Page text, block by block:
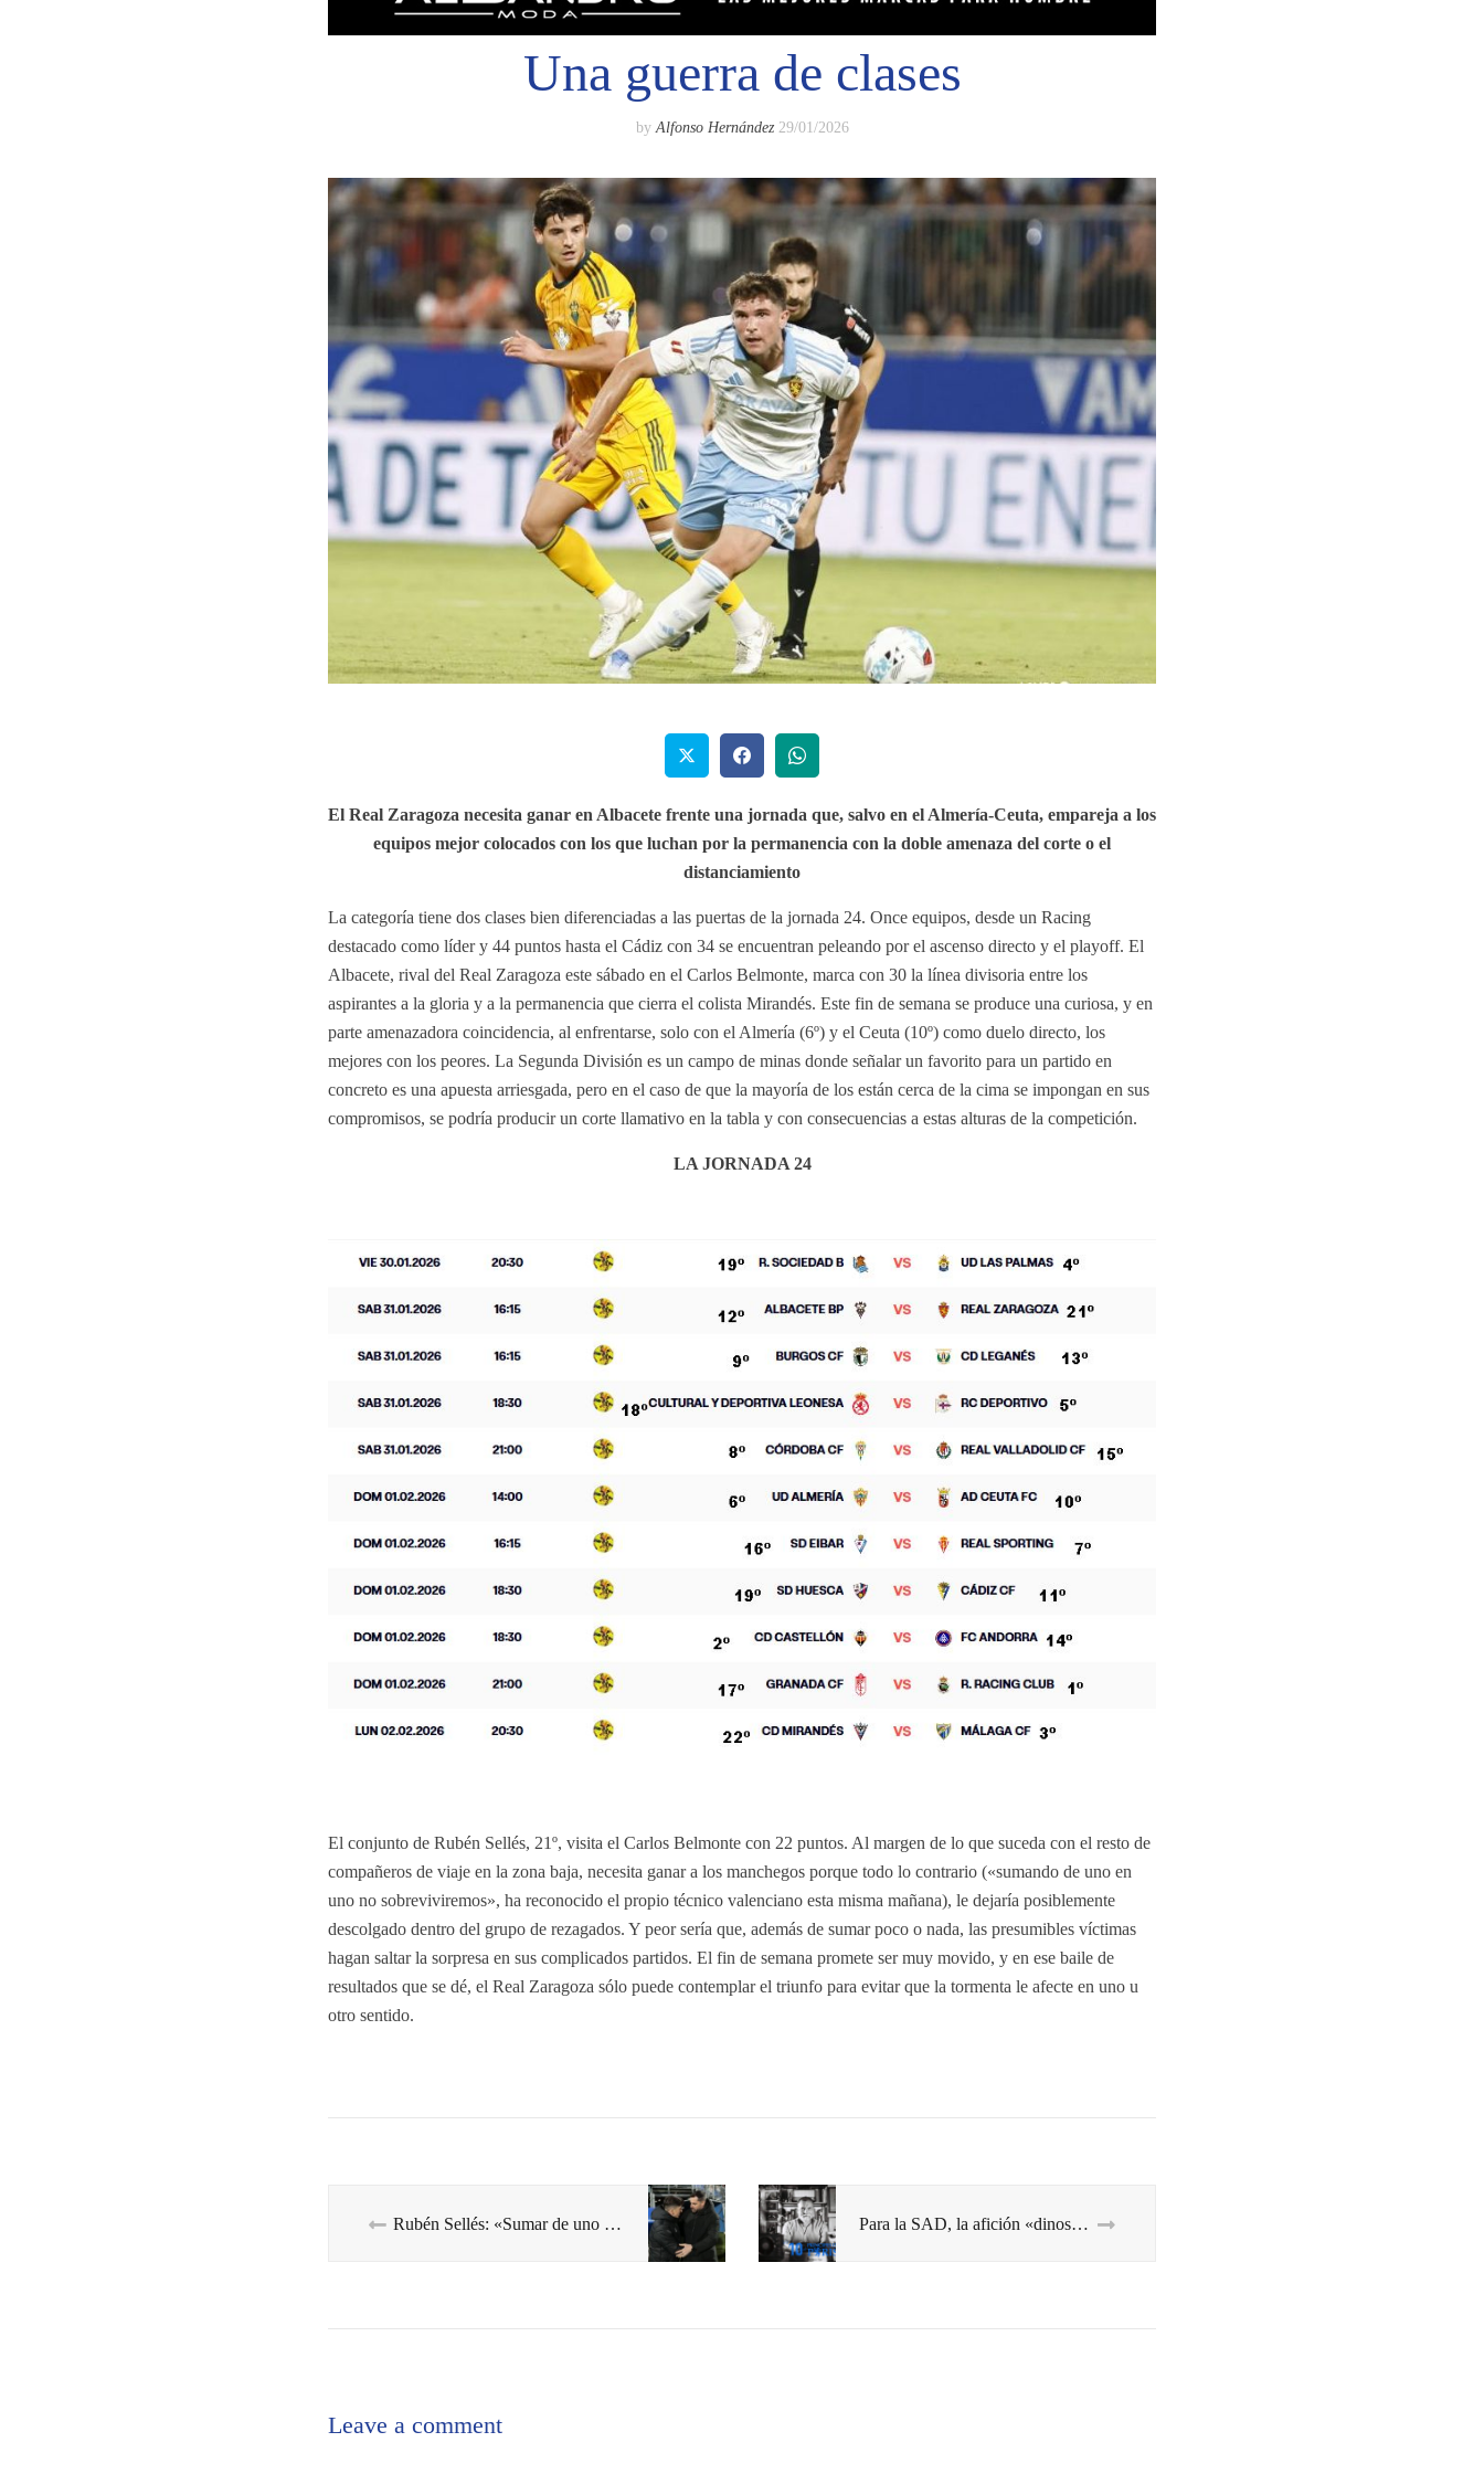
Una guerra de clases
by Alfonso Hernández 29/01/2026
El Real Zaragoza necesita ganar en Albacete frente una jornada que, salvo en el Almería-Ceuta, empareja a los
equipos mejor colocados con los que luchan por la permanencia con la doble amenaza del corte o el
distanciamiento
La categoría tiene dos clases bien diferenciadas a las puertas de la jornada 24. Once equipos, desde un Racing
destacado como líder y 44 puntos hasta el Cádiz con 34 se encuentran peleando por el ascenso directo y el playoff. El
Albacete, rival del Real Zaragoza este sábado en el Carlos Belmonte, marca con 30 la línea divisoria entre los
aspirantes a la gloria y a la permanencia que cierra el colista Mirandés. Este fin de semana se produce una curiosa, y en
parte amenazadora coincidencia, al enfrentarse, solo con el Almería (6º) y el Ceuta (10º) como duelo directo, los
mejores con los peores. La Segunda División es un campo de minas donde señalar un favorito para un partido en
concreto es una apuesta arriesgada, pero en el caso de que la mayoría de los están cerca de la cima se impongan en sus
compromisos, se podría producir un corte llamativo en la tabla y con consecuencias a estas alturas de la competición.
LA JORNADA 24
El conjunto de Rubén Sellés, 21º, visita el Carlos Belmonte con 22 puntos. Al margen de lo que suceda con el resto de
compañeros de viaje en la zona baja, necesita ganar a los manchegos porque todo lo contrario («sumando de uno en
uno no sobreviviremos», ha reconocido el propio técnico valenciano esta misma mañana), le dejaría posiblemente
descolgado dentro del grupo de rezagados. Y peor sería que, además de sumar poco o nada, las presumibles víctimas
hagan saltar la sorpresa en sus complicados partidos. El fin de semana promete ser muy movido, y en ese baile de
resultados que se dé, el Real Zaragoza sólo puede contemplar el triunfo para evitar que la tormenta le afecte en uno u
otro sentido.
Rubén Sellés: «Sumar de uno no nos dará para sobrevivir» Para la SAD, la afición «dinosauria» sobra
Leave a comment